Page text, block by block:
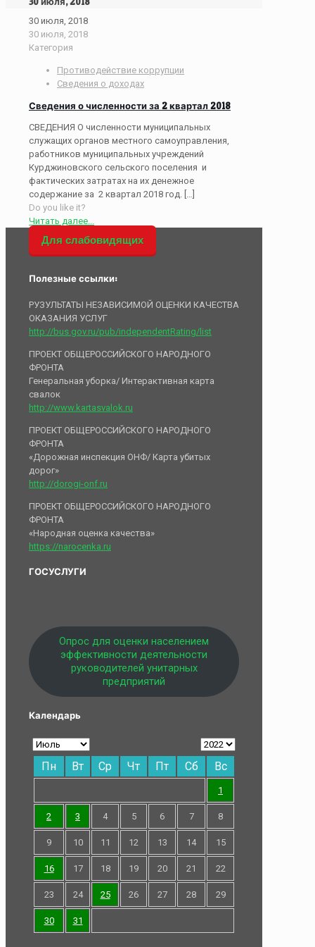
30 июля, 2018
30 июля, 2018
Категория
Противодействие коррупции
Сведения о доходах
Сведения о численности за 2 квартал 2018
СВЕДЕНИЯ О численности муниципальных
служащих органов местного самоуправления,
работников муниципальных учреждений
Курджиновского сельского поселения и
фактических затратах на их денежное
содержание за 2 квартал 2018 год. […]
Do you like it?
Читать далее...
Для слабовидящих
Полезные ссылки:
РУЗУЛЬТАТЫ НЕЗАВИСИМОЙ ОЦЕНКИ КАЧЕСТВА
ОКАЗАНИЯ УСЛУГ
http://bus.gov.ru/pub/independentRating/list
ПРОЕКТ ОБЩЕРОССИЙСКОГО НАРОДНОГО
ФРОНТА
Генеральная уборка/ Интерактивная карта
свалок
http://www.kartasvalok.ru
ПРОЕКТ ОБЩЕРОССИЙСКОГО НАРОДНОГО
ФРОНТА
«Дорожная инспекция ОНФ/ Карта убитых
дорог»
http://dorogi-onf.ru
ПРОЕКТ ОБЩЕРОССИЙСКОГО НАРОДНОГО
ФРОНТА
«Народная оценка качества»
https://narocenka.ru
ГОСУСЛУГИ
Опрос для оценки населением
эффективности деятельности
руководителей унитарных
предприятий
Календарь
Пн Вт Ср Чт Пт Сб Вс
1
2 3 4 5 6 7 8
9 10 11 12 13 14 15
16 17 18 19 20 21 22
23 24 25 26 27 28 29
30 31